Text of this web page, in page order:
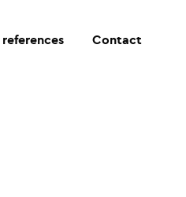
references Contact